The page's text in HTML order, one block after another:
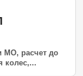
МО, расчет до
колес,...